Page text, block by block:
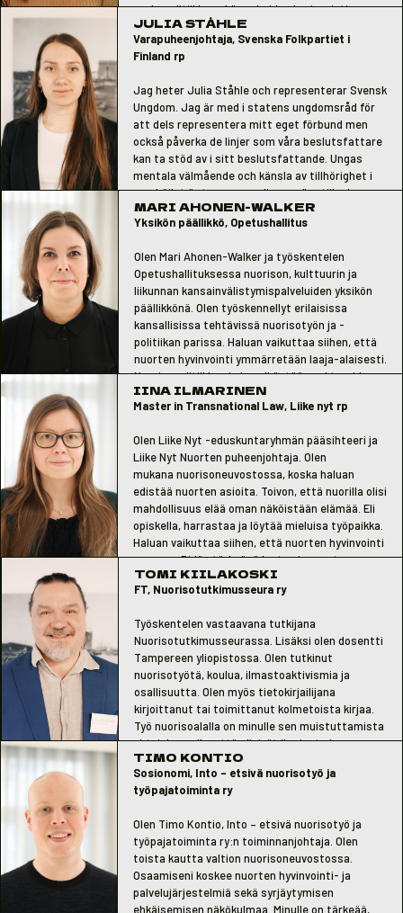
perhepolitiikka sekä perheiden hyvinvointia
edistävä käytännön työ, jota olen koulujen ohella
tehnytkin perheohjaajana ja ammatillisena
tukihenkilönä.
JULIA STÅHLE
Varapuheenjohtaja, Svenska Folkpartiet i
Finland rp
Jag heter Julia Ståhle och representerar Svensk
Ungdom. Jag är med i statens ungdomsråd för
att dels representera mitt eget förbund men
också påverka de linjer som våra beslutsfattare
kan ta stöd av i sitt beslutsfattande. Ungas
mentala välmående och känsla av tillhörighet i
samhället är teman som ligger nära till mig.
MARI AHONEN-WALKER
Yksikön päällikkö, Opetushallitus
Olen Mari Ahonen-Walker ja työskentelen
Opetushallituksessa nuorison, kulttuurin ja
liikunnan kansainvälistymispalveluiden yksikön
päällikkönä. Olen työskennellyt erilaisissa
kansallisissa tehtävissä nuorisotyön ja -
politiikan parissa. Haluan vaikuttaa siihen, että
nuorten hyvinvointi ymmärretään laaja-alaisesti.
Nuorisopolitiikka ei ole pelkästään sektoreiden
yhteistyötä nuorisoasioissa, vaan
mitä suurimmassa määrin osa eri
IINA ILMARINEN
Master in Transnational Law, Liike nyt rp
Olen Liike Nyt -eduskuntaryhmän pääsihteeri ja
Liike Nyt Nuorten puheenjohtaja. Olen
mukana nuorisoneuvostossa, koska haluan
edistää nuorten asioita. Toivon, että nuorilla olisi
mahdollisuus elää oman näköistään elämää. Eli
opiskella, harrastaa ja löytää mieluisa työpaikka.
Haluan vaikuttaa siihen, että nuorten hyvinvointi
paranee. Pidän tärkeänä lasten ja nuorten
liikkumista ja harrastusmahdollisuuksia.
TOMI KIILAKOSKI
FT, Nuorisotutkimusseura ry
Työskentelen vastaavana tutkijana
Nuorisotutkimusseurassa. Lisäksi olen dosentti
Tampereen yliopistossa. Olen tutkinut
nuorisotyötä, koulua, ilmastoaktivismia ja
osallisuutta. Olen myös tietokirjailijana
kirjoittanut tai toimittanut kolmetoista kirjaa.
Työ nuorisoalalla on minulle sen muistuttamista
yhteiskunnalle, että elleivät ihmiset ole
kiinnostuneita nuorista, he eivät välitä
yhteisestä tulevaisuudestamme.
TIMO KONTIO
Sosionomi, Into – etsivä nuorisotyö ja
työpajatoiminta ry
Olen Timo Kontio, Into – etsivä nuorisotyö ja
työpajatoiminta ry:n toiminnanjohtaja. Olen
toista kautta valtion nuorisoneuvostossa.
Osaamiseni koskee nuorten hyvinvointi- ja
palvelujärjestelmiä sekä syrjäytymisen
ehkäisemisen näkökulmaa. Minulle on tärkeää,